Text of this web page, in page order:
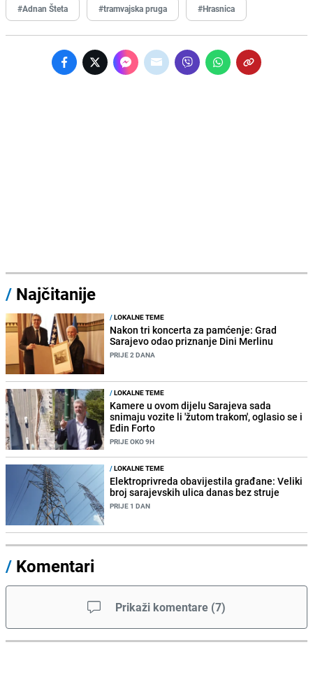
#Adnan Šteta #tramvajska pruga #Hrasnica
/ Najčitanije
/LOKALNE TEME
Nakon tri koncerta za pamćenje: Grad
Sarajevo odao priznanje Dini Merlinu
PRIJE 2 DANA
/LOKALNE TEME
Kamere u ovom dijelu Sarajeva sada
snimaju vozite li 'žutom trakom', oglasio se i
Edin Forto
PRIJE OKO 9H
/LOKALNE TEME
Elektroprivreda obavijestila građane: Veliki
broj sarajevskih ulica danas bez struje
PRIJE 1 DAN
/ Komentari
Prikaži komentare (7)